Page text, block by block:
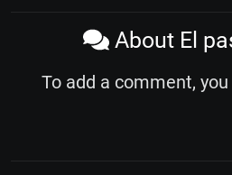
About El
To add a comment,